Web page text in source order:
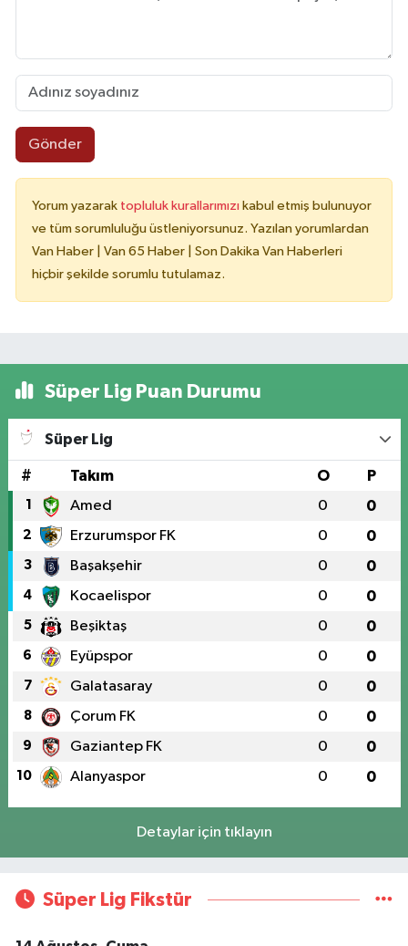
Gönder
Yorum yazarak topluluk kurallarımızı kabul etmiş bulunuyor
ve tüm sorumluluğu üstleniyorsunuz. Yazılan yorumlardan
Van Haber | Van 65 Haber | Son Dakika Van Haberleri
hiçbir şekilde sorumlu tutulamaz.
Süper Lig Puan Durumu
Süper Lig
# Takım O P
1 Amed 0 0
2 Erzurumspor FK 0 0
3 Başakşehir 0 0
4 Kocaelispor 0 0
5 Beşiktaş 0 0
6 Eyüpspor 0 0
7 Galatasaray 0 0
8 Çorum FK 0 0
9 Gaziantep FK 0 0
10 Alanyaspor 0 0
Detaylar için tıklayın
Süper Lig Fikstür